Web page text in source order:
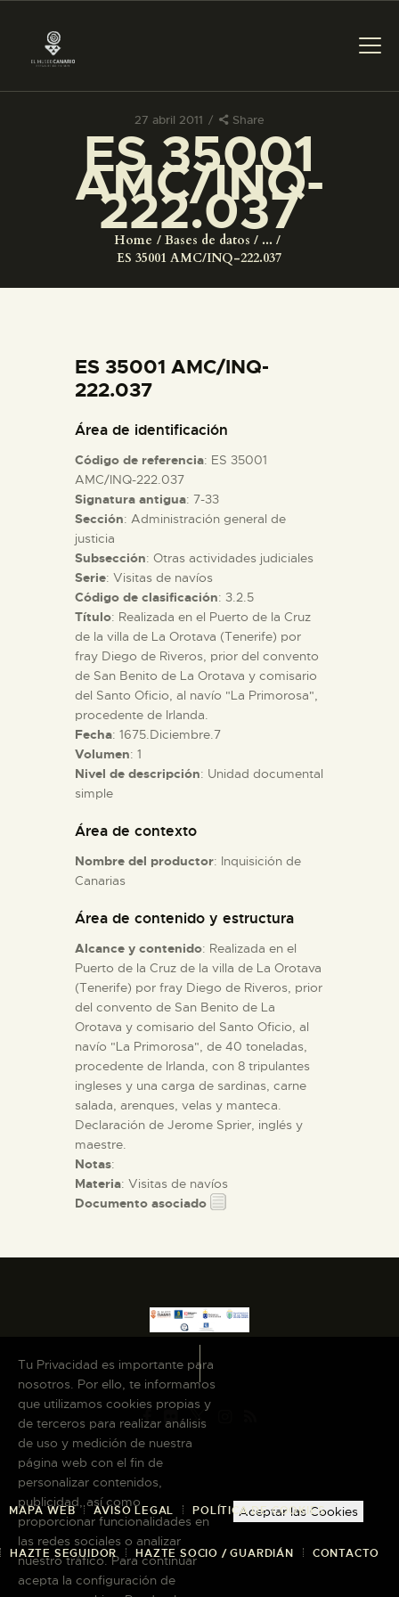
27 abril 2011 Share
ES 35001
AMC/INQ-
222.037
Home Bases de datos
...
ES 35001 AMC/INQ-222.037
PREPARAR LA VISITA
ACTIVIDADES
COLECCIONES
ESPAÑOL
PREPARAR LA VISITA
ACTIVIDADES
█
EL MUSEO
COLECCIONES
DIDÁCTICA
ES 35001 AMC/INQ-
222.037
Área de identificación
Código de referencia: ES 35001
AMC/INQ-222.037
Signatura antigua: 7-33
Sección: Administración general de
justicia
Subsección: Otras actividades judiciales
Serie: Visitas de navíos
Código de clasificación: 3.2.5
Título: Realizada en el Puerto de la Cruz
de la villa de La Orotava (Tenerife) por
fray Diego de Riveros, prior del convento
de San Benito de La Orotava y comisario
del Santo Oficio, al navío "La Primorosa",
procedente de Irlanda.
Fecha: 1675.Diciembre.7
Volumen: 1
Nivel de descripción: Unidad documental
simple
Área de contexto
Nombre del productor: Inquisición de
Canarias
Área de contenido y estructura
Alcance y contenido: Realizada en el
Puerto de la Cruz de la villa de La Orotava
(Tenerife) por fray Diego de Riveros, prior
del convento de San Benito de La
Orotava y comisario del Santo Oficio, al
navío "La Primorosa", de 40 toneladas,
procedente de Irlanda, con 8 tripulantes
ingleses y una carga de sardinas, carne
salada, arenques, velas y manteca.
Declaración de Jerome Sprier, inglés y
maestre.
Notas:
Materia: Visitas de navíos
Documento asociado
MAPA WEB AVISO LEGAL POLÍTICA DE COOKIES
HAZTE SEGUIDOR HAZTE SOCIO / GUARDIÁN CONTACTO
Tu Privacidad es importante para
nosotros. Por ello, te informamos
que utilizamos cookies propias y
de terceros para realizar análisis
de uso y medición de nuestra
página web con el fin de
personalizar contenidos,
publicidad, así como
proporcionar funcionalidades en
las redes sociales o analizar
nuestro tráfico. Para continuar
acepta la configuración de
Aceptar las Cookies